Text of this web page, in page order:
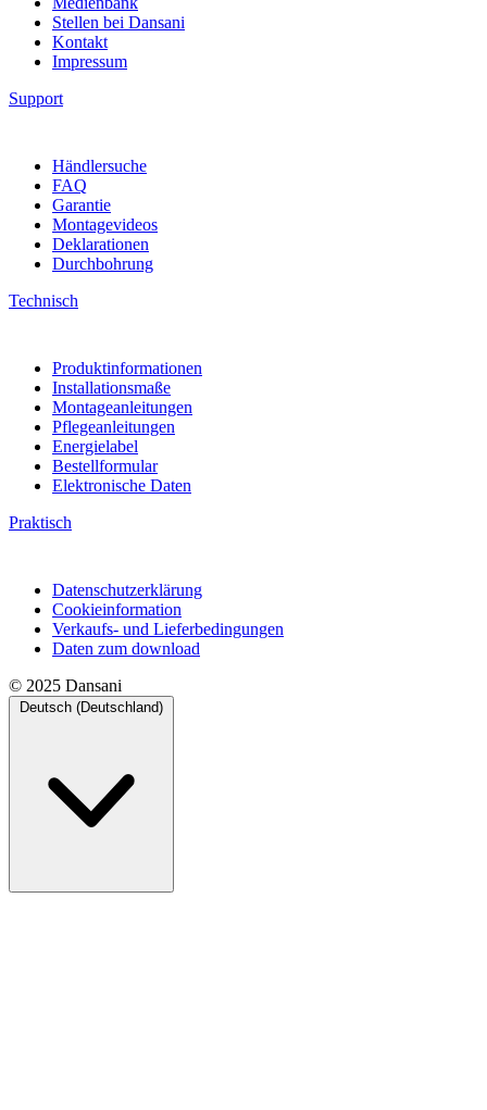
Stellen bei Dansani
Kontakt
Impressum
Support
Händlersuche
FAQ
Garantie
Montagevideos
Deklarationen
Durchbohrung
Technisch
Produktinformationen
Installationsmaße
Montageanleitungen
Pflegeanleitungen
Energielabel
Bestellformular
Elektronische Daten
Praktisch
Datenschutzerklärung
Cookieinformation
Verkaufs- und Lieferbedingungen
Daten zum download
© 2025 Dansani
Deutsch (Deutschland)